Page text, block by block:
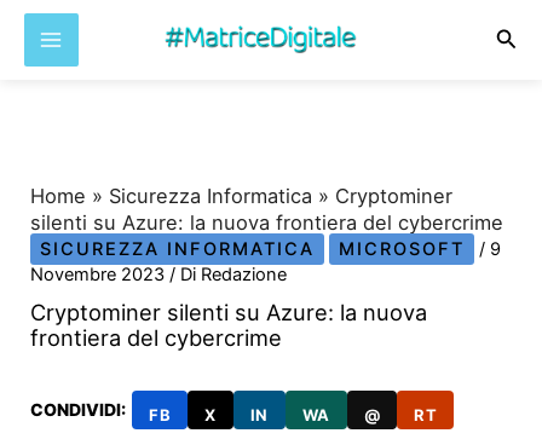
Home » Sicurezza Informatica » Cryptominer
silenti su Azure: la nuova frontiera del cybercrime
SICUREZZA INFORMATICA MICROSOFT / 9
Novembre 2023/ Di Redazione
Cryptominer silenti su Azure: la nuova
frontiera del cybercrime
CONDIVIDI: FB X IN WA @ RT